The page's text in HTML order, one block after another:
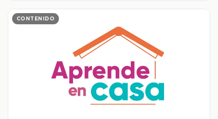
CONTENIDO